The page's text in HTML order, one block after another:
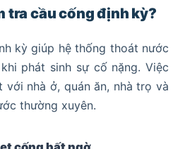
tra cầu cống định kỳ?
kỳ giúp hệ thống thoát nước
phát sinh sự cố nặng. Việc
với nhà ở, quán ăn, nhà trọ và
thường xuyên.